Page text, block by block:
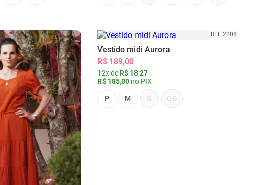
REF 2208
Vestido midi Aurora
R$ 189,00
12x de R$ 18,27
R$ 185,00no PIX
P M G GG